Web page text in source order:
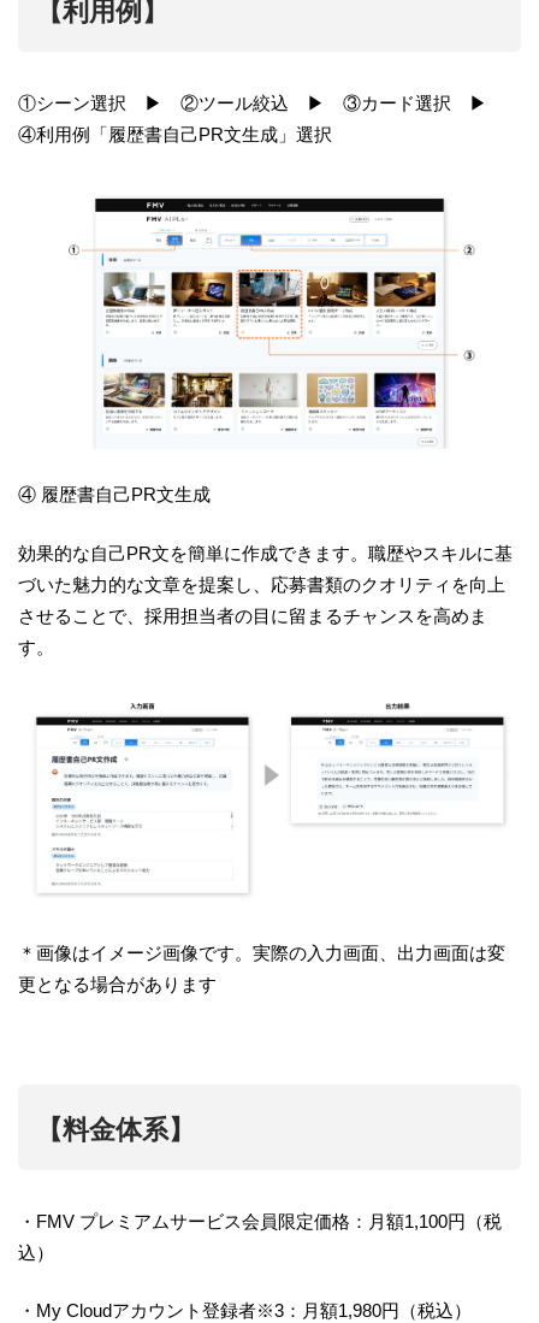
【利用例】
①シーン選択 ▶ ②ツール絞込 ▶ ③カード選択 ▶
④利用例「履歴書自己PR文生成」選択
④ 履歴書自己PR文生成
効果的な自己PR文を簡単に作成できます。職歴やスキルに基
づいた魅力的な文章を提案し、応募書類のクオリティを向上
させることで、採用担当者の目に留まるチャンスを高めま
す。
＊画像はイメージ画像です。実際の入力画面、出力画面は変
更となる場合があります
【料金体系】
・FMV プレミアムサービス会員限定価格：月額1,100円（税
込）
・My Cloudアカウント登録者※3：月額1,980円（税込）